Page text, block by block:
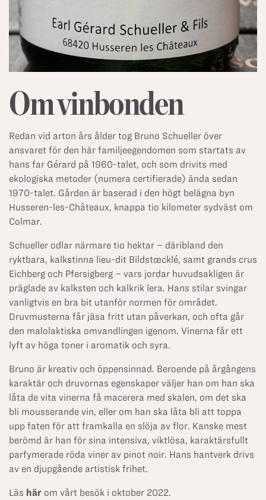
Om vinbonden
Redan vid arton års ålder tog Bruno Schueller över
ansvaret för den här familjeegendomen som startats av
hans far Gérard på 1960-talet, och som drivits med
ekologiska metoder (numera certifierade) ända sedan
1970-talet. Gården är baserad i den högt belägna byn
Husseren-les-Châteaux, knappa tio kilometer sydväst om
Colmar.
Schueller odlar närmare tio hektar – däribland den
ryktbara, kalkstinna lieu-dit Bildstœcklé, samt grands crus
Eichberg och Pfersigberg – vars jordar huvudsakligen är
präglade av kalksten och kalkrik lera. Hans stilar svingar
vanligtvis en bra bit utanför normen för området.
Druvmusterna får jäsa fritt utan påverkan, och ofta går
den malolaktiska omvandlingen igenom. Vinerna får ett
lyft av höga toner i aromatik och syra.
Bruno är kreativ och öppensinnad. Beroende på årgångens
karaktär och druvornas egenskaper väljer han om han ska
låta de vita vinerna få macerera med skalen, om det ska
bli mousserande vin, eller om han ska låta bli att toppa
upp faten för att framkalla en slöja av flor. Kanske mest
berömd är han för sina intensiva, viktlösa, karaktärsfullt
parfymerade röda viner av pinot noir. Hans hantverk drivs
av en djupgående artistisk frihet.
Läs här om vårt besök i oktober 2022.